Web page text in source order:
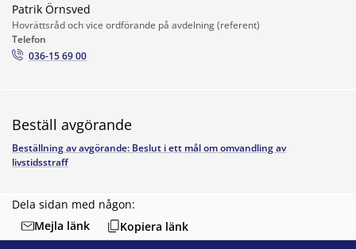
Dela sidan med någon:
Mejla länk
Kopiera länk
Patrik Örnsved
Hovrättsråd och vice ordförande på avdelning (referent)
Telefon
036-15 69 00
Beställ avgörande
Beställning av avgörande: Beslut i ett mål om omvandling av
livstidsstraff